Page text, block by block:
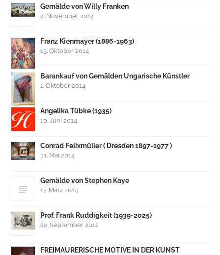
Gemälde von Willy Franken
4. November 2014
Franz Kienmayer (1886-1963)
15. Oktober 2014
Barankauf von Gemälden Ungarische Künstler
1. Oktober 2014
Angelika Tübke (1935)
10. Juni 2014
Conrad Felixmüller ( Dresden 1897-1977 )
31. Mai 2014
Gemälde von Stephen Kaye
17. März 2014
Prof. Frank Ruddigkeit (1939-2025)
22. September 2012
FREIMAURERISCHE MOTIVE IN DER KUNST